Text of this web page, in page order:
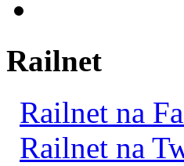
Railnet
Railnet na
Railnet na